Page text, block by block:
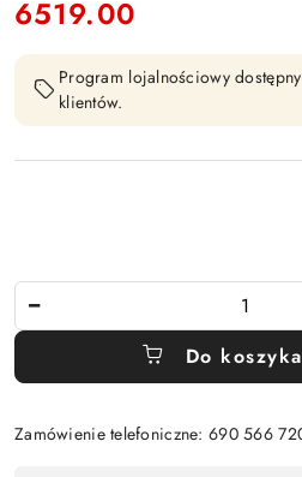
Cena:
6519.00
Program lojalnościowy
klientów.
Do koszyka
Zamówienie telefoniczne: 690 566